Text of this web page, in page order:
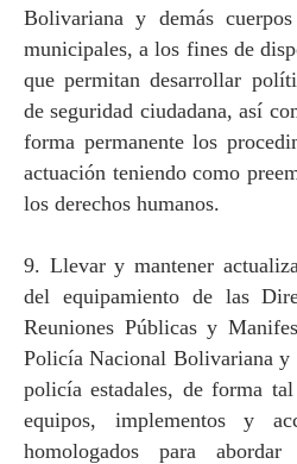
Bolivariana y demás
municipales, a los fines de
que permitan desarrollar
de seguridad ciudadana, así
forma permanente los
actuación teniendo como
los derechos humanos.
9. Llevar y mantener
del equipamiento de las
Reuniones Públicas y
Policía Nacional Bolivariana y
policía estadales, de forma
equipos, implementos y
homologados para